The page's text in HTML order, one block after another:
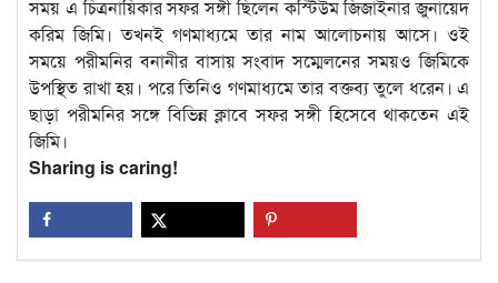
সময় এ চিত্রনায়িকার সফর সঙ্গী ছিলেন কস্টিউম জিজাইনার জুনায়েদ
করিম জিমি। তখনই গণমাধ্যমে তার নাম আলোচনায় আসে। ওই
সময়ে পরীমনির বনানীর বাসায় সংবাদ সম্মেলনের সময়ও জিমিকে
উপস্থিত রাখা হয়। পরে তিনিও গণমাধ্যমে তার বক্তব্য তুলে ধরেন। এ
ছাড়া পরীমনির সঙ্গে বিভিন্ন ক্লাবে সফর সঙ্গী হিসেবে থাকতেন এই
জিমি।
Sharing is caring!